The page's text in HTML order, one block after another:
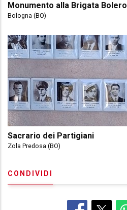
Monumento alla Brigata Bolero
Bologna (BO)
Sacrario dei Partigiani
Zola Predosa (BO)
CONDIVIDI